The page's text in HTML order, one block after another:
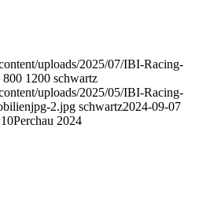
uploads/2025/07/IBI-Racing-
800 1200 schwartz
uploads/2025/05/IBI-Racing-
2.jpg schwartz2024-09-07
Perchau 2024